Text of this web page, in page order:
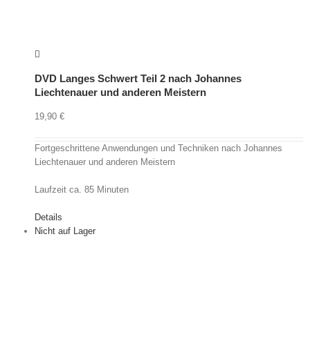
DVD Langes Schwert Teil 2 nach Johannes
Liechtenauer und anderen Meistern
19,90 €
Fortgeschrittene Anwendungen und Techniken nach Johannes
Liechtenauer und anderen Meistern
Laufzeit ca. 85 Minuten
Details
Nicht auf Lager